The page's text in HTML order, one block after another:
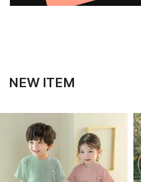
NEW ITEM